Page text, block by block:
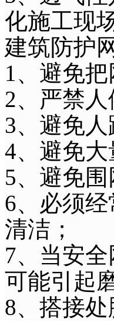
化施工现
建筑防护
1、避免
2、严禁
3、避免
4、避免
5、避免
6、必须
清洁；
7、当安
可能引起
8、搭接